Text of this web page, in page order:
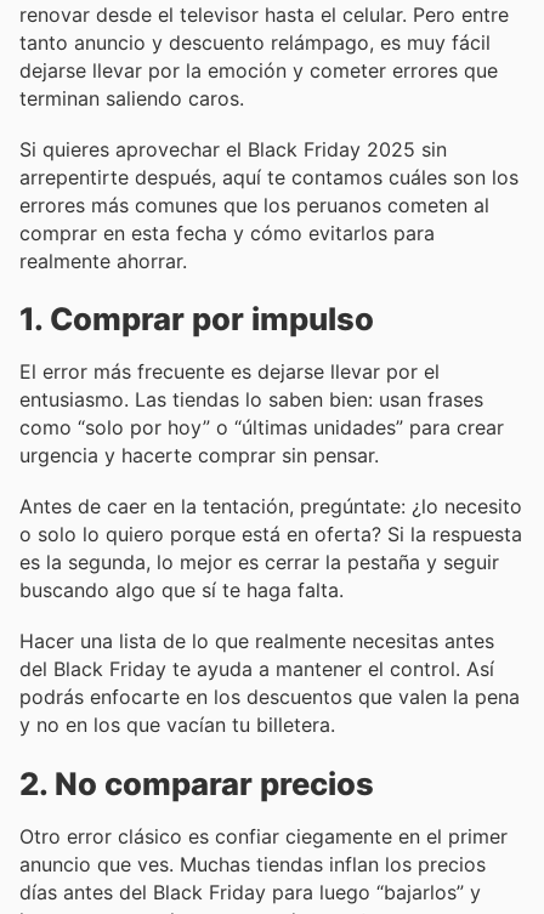
renovar desde el televisor hasta el celular. Pero entre
tanto anuncio y descuento relámpago, es muy fácil
dejarse llevar por la emoción y cometer errores que
terminan saliendo caros.
Si quieres aprovechar el Black Friday 2025 sin
arrepentirte después, aquí te contamos cuáles son los
errores más comunes que los peruanos cometen al
comprar en esta fecha y cómo evitarlos para
realmente ahorrar.
1. Comprar por impulso
El error más frecuente es dejarse llevar por el
entusiasmo. Las tiendas lo saben bien: usan frases
como “solo por hoy” o “últimas unidades” para crear
urgencia y hacerte comprar sin pensar.
Antes de caer en la tentación, pregúntate: ¿lo necesito
o solo lo quiero porque está en oferta? Si la respuesta
es la segunda, lo mejor es cerrar la pestaña y seguir
buscando algo que sí te haga falta.
Hacer una lista de lo que realmente necesitas antes
del Black Friday te ayuda a mantener el control. Así
podrás enfocarte en los descuentos que valen la pena
y no en los que vacían tu billetera.
2. No comparar precios
Otro error clásico es confiar ciegamente en el primer
anuncio que ves. Muchas tiendas inflan los precios
días antes del Black Friday para luego “bajarlos” y